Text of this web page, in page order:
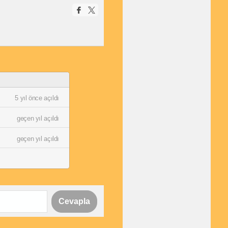
5 yıl önce açıldı
geçen yıl açıldı
geçen yıl açıldı
Cevapla